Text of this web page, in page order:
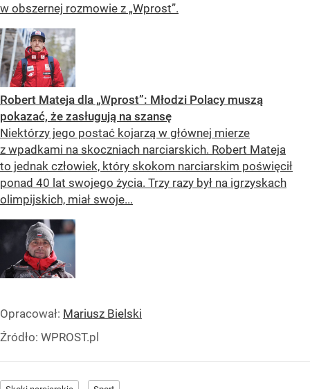
w obszernej rozmowie z „Wprost”.
Robert Mateja dla „Wprost”: Młodzi Polacy muszą
pokazać, że zasługują na szansę
Niektórzy jego postać kojarzą w głównej mierze
z wpadkami na skoczniach narciarskich. Robert Mateja
to jednak człowiek, który skokom narciarskim poświęcił
ponad 40 lat swojego życia. Trzy razy był na igrzyskach
olimpijskich, miał swoje...
Opracował: Mariusz Bielski
Źródło: WPROST.pl